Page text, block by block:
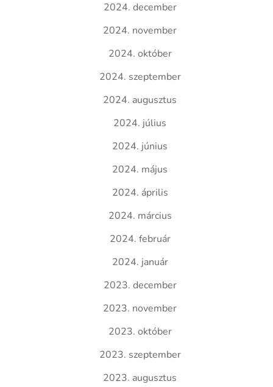
2024. december
2024. november
2024. október
2024. szeptember
2024. augusztus
2024. július
2024. június
2024. május
2024. április
2024. március
2024. február
2024. január
2023. december
2023. november
2023. október
2023. szeptember
2023. augusztus